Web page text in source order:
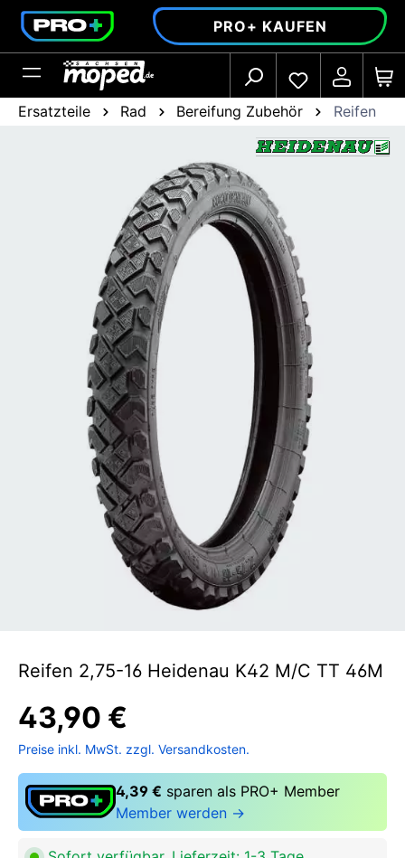
springen PRO+ KAUFEN
Ersatzteile Rad Bereifung Zubehör Reifen
Reifen 2,75-16 Heidenau K42 M/C TT 46M
43,90 €
Preise inkl. MwSt. zzgl. Versandkosten.
4,39 € sparen als PRO+ Member
Member werden →